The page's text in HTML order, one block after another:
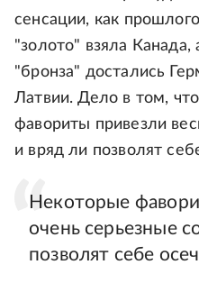
сенсации, как
"золото" взяла Канада,
"бронза" достались
Латвии. Дело в том,
фавориты привезли
и вряд ли позволят
Некоторые
очень серьезные
позволят себе